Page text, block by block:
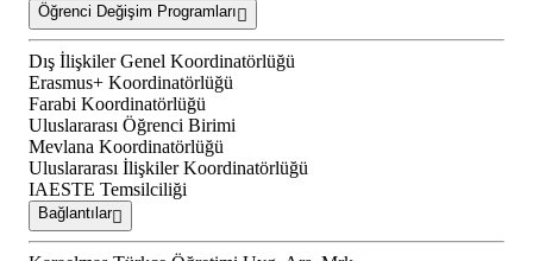
Öğrenci Değişim Programları
Dış İlişkiler Genel Koordinatörlüğü
Erasmus+ Koordinatörlüğü
Farabi Koordinatörlüğü
Uluslararası Öğrenci Birimi
Mevlana Koordinatörlüğü
Uluslararası İlişkiler Koordinatörlüğü
IAESTE Temsilciliği
Bağlantılar